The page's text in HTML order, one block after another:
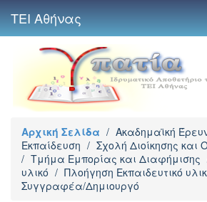
ΤΕΙ Αθήνας
Αρχική Σελίδα / Ακαδημαϊκή
Εκπαίδευση / Σχολή Διοίκησης και
/ Τμήμα Εμπορίας και Διαφήμισης
υλικό / Πλοήγηση Εκπαιδευτικό
Συγγραφέα/Δημιουργό